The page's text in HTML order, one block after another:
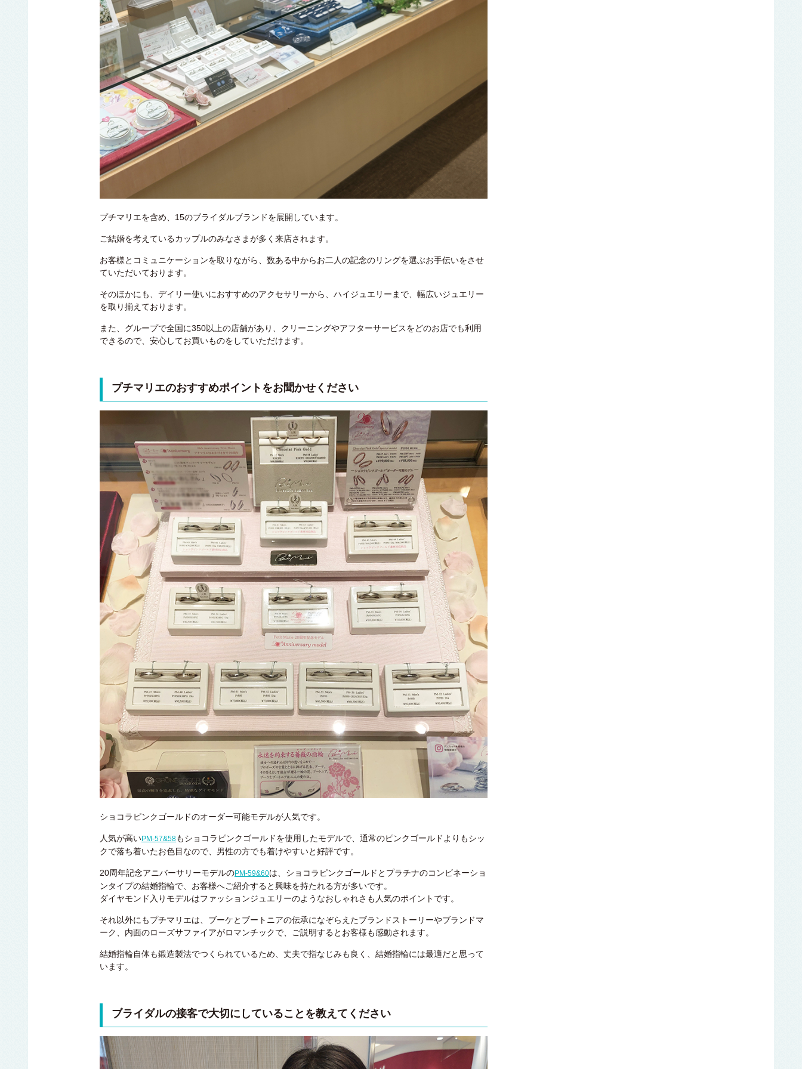
プチマリエを含め、15のブライダルブランドを展開しています。
ご結婚を考えているカップルのみなさまが多く来店されます。
お客様とコミュニケーションを取りながら、数ある中からお二人の記念のリングを選ぶお手伝いをさせ
ていただいております。
そのほかにも、デイリー使いにおすすめのアクセサリーから、ハイジュエリーまで、幅広いジュエリー
を取り揃えております。
また、グループで全国に350以上の店舗があり、クリーニングやアフターサービスをどのお店でも利用
できるので、安心してお買いものをしていただけます。
プチマリエのおすすめポイントをお聞かせください
ショコラピンクゴールドのオーダー可能モデルが人気です。
人気が高いPM-57&58もショコラピンクゴールドを使用したモデルで、通常のピンクゴールドよりもシッ
クで落ち着いたお色目なので、男性の方でも着けやすいと好評です。
20周年記念アニバーサリーモデルのPM-59&60は、ショコラピンクゴールドとプラチナのコンビネーショ
ンタイプの結婚指輪で、お客様へご紹介すると興味を持たれる方が多いです。
ダイヤモンド入りモデルはファッションジュエリーのようなおしゃれさも人気のポイントです。
それ以外にもプチマリエは、ブーケとブートニアの伝承になぞらえたブランドストーリーやブランドマ
ーク、内面のローズサファイアがロマンチックで、ご説明するとお客様も感動されます。
結婚指輪自体も鍛造製法でつくられているため、丈夫で指なじみも良く、結婚指輪には最適だと思って
います。
ブライダルの接客で大切にしていることを教えてください